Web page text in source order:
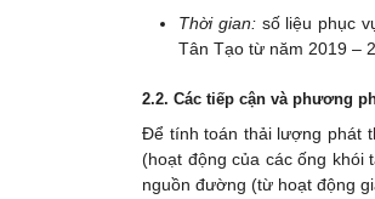
Thời gian:số liệu phục
Tân Tạo từ năm 2019 –
2.2. Các tiếp cận và phương
Để tính toán thải lượng phát
(hoạt động của các ống khói
nguồn đường (từ hoạt động